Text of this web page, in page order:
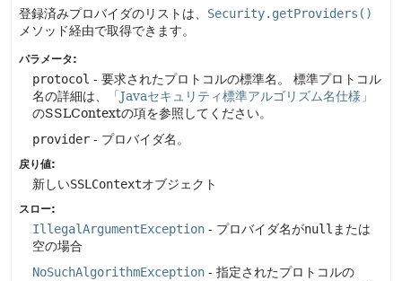
登録済みプロバイダのリストは、 Security.getProviders()
メソッド経由で取得できます。
パラメータ:
protocol - 要求されたプロトコルの標準名。
標準プロトコル
名の詳細は、
「Javaセキュリティ標準アルゴリズム名仕様」
のSSLContextの項を参照してください。
provider - プロバイダ名。
戻り値:
新しいSSLContextオブジェクト
スロー:
IllegalArgumentException - プロバイダ名がnull または
空の場合
NoSuchAlgorithmException - 指定されたプロトコルの